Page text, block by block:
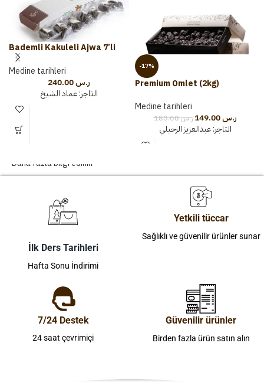
Bademli Kakuleli Ajwa 7’li
karton
Medine tarihleri
ر.س
التاجر:عماد الشيخ
-17%
Premium Omlet (2kg)
Medine tarihleri
ر.س180.00 ر.س149.00
التاجر:عبدالعزيز الرحيلي
Daha fazla bilgi edinin
İlk Ders Tarihleri
Hafta Sonu İndirimi
Yetkili tüccar
Sağlıklı ve güvenilir ürünler sunar
7/24 Destek
24 saat çevrimiçi
Güvenilir ürünler
Birden fazla ürün satın alın